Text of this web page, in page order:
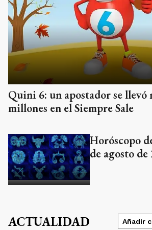
Quini 6: un apostador se llevó
millones en el Siempre Sale
Horóscopo
de agosto de
ACTUALIDAD Añadir